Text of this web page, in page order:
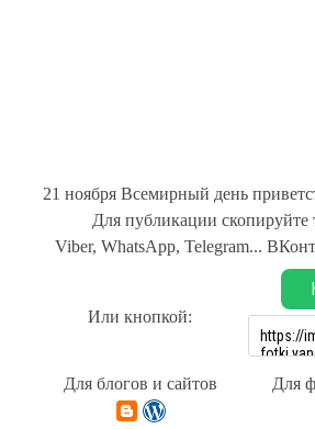
21 ноября Всемирный день
Для публикации скопируйте
Viber, WhatsApp, Telegram...
Или кнопкой:
Для блогов и сайтов Для